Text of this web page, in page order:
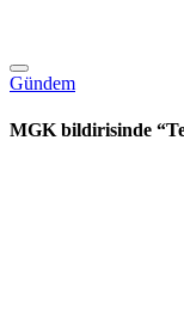
Gündem
MGK bildirisinde